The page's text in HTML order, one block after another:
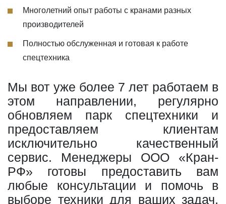
Многолетний опыт работы с кранами разных
производителей
Полностью обслуженная и готовая к работе
спецтехника
Мы вот уже более 7 лет работаем в
этом направлении, регулярно
обновляем парк спецтехники и
предоставляем клиентам
исключительно качественный
сервис. Менеджеры ООО «Кран-
РФ» готовы предоставить вам
любые консультации и помочь в
выборе техники для ваших задач.